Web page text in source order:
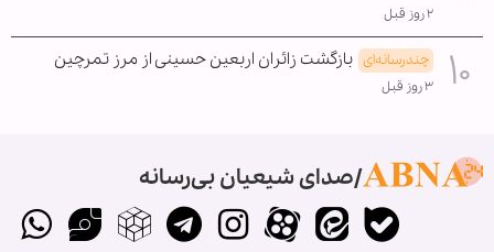
۲ روز قبل
چندرسانه‌ای بازگشت زائران اربعین حسینی از مرز تمرچین
۳ روز قبل
صدای شیعیان بی‌رسانه